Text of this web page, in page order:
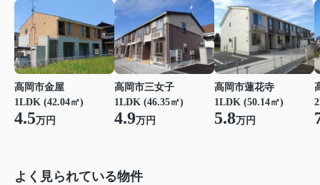
高岡市金屋
1LDK (42.04㎡)
4.5万円
高岡市三女子
1LDK (46.35㎡)
4.9万円
高岡市蓮花寺
1LDK (50.14㎡)
5.8万円
よく見られている物件